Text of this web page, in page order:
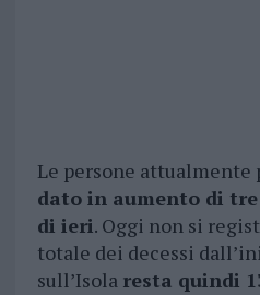
Le persone attualmente
dato in aumento di
di ieri. Oggi non si
totale dei decessi
sull’Isola resta quindi